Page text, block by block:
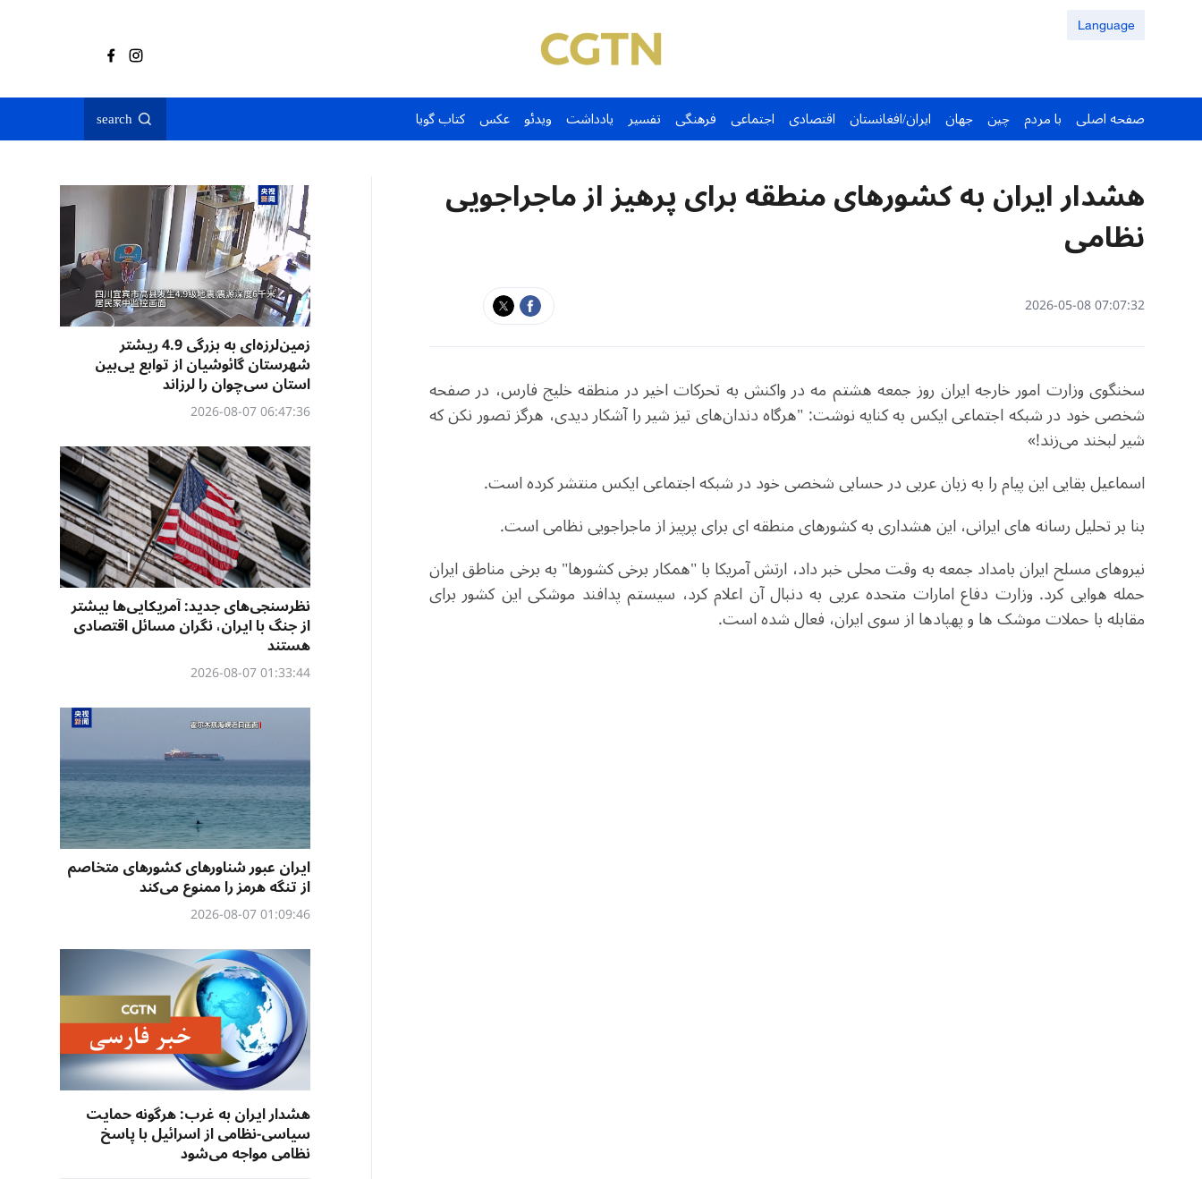
Language
صفحه اصلی با مردم چین جهان ایران/افغانستان اقتصادی اجتماعی فرهنگی تفسیر یادداشت ویدئو عکس کتاب گویا search
هشدار ایران به کشورهای منطقه‎ برای پرهیز از ماجراجویی
نظامی
07:07:32 2026-05-08
سخنگوی وزارت امور خارجه ایران روز جمعه هشتم مه در واکنش به تحرکات اخیر در منطقه خلیج فارس، در صفحه
شخصی خود در شبکه اجتماعی ایکس به کنایه نوشت: "هرگاه دندان‌های تیز شیر را آشکار دیدی، هرگز تصور نکن که
شیر لبخند می‌زند!»
اسماعیل بقایی این پیام را به زبان عربی در حسابی شخصی خود در شبکه اجتماعی ایکس منتشر کرده است.
بنا بر تحلیل رسانه های ایرانی، این هشداری به کشورهای منطقه ای برای پرپیز از ماجراجویی نظامی است.
نیروهای مسلح ایران بامداد جمعه به وقت محلی خبر داد، ارتش آمریکا با "همکار برخی کشورها" به برخی مناطق ایران
حمله هوایی کرد. وزارت دفاع امارات متحده عربی به دنبال آن اعلام کرد، سیستم پدافند موشکی این کشور برای
مقابله با حملات موشک ها و پهپادها از سوی ایران، فعال شده است.
زمین‌لرزه‌ای به بزرگی 4.9 ریشتر
شهرستان گائوشیان از توابع یی‌بین
استان سی‌چوان را لرزاند
06:47:36 2026-08-07
نظرسنجی‌‌های جدید: آمریکایی‌ها بیشتر
از جنگ با ایران، نگران مسائل اقتصادی
هستند
01:33:44 2026-08-07
ایران عبور شناورهای کشورهای متخاصم
از تنگه هرمز را ممنوع می‌کند
01:09:46 2026-08-07
هشدار ایران به غرب: هرگونه حمایت
سیاسی-نظامی از اسرائیل با پاسخ
نظامی مواجه می‌شود